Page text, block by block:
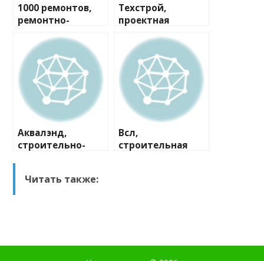
1000 ремонтов,
ремонтно-
компания
Техстрой,
проектная
Аквалэнд,
строительно-
Всл,
строительная
Читать также: